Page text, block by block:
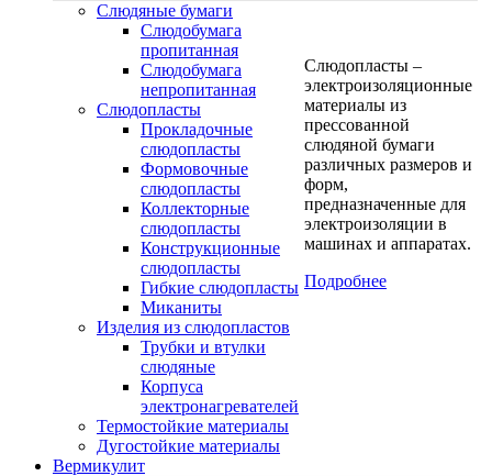
Слюдяные бумаги
Слюдобумага
пропитанная
Слюдобумага
непропитанная
Слюдопласты
Прокладочные
слюдопласты
Формовочные
слюдопласты
Коллекторные
слюдопласты
Конструкционные
слюдопласты
Гибкие слюдопласты
Миканиты
Изделия из слюдопластов
Трубки и втулки
слюдяные
Корпуса
электронагревателей
Термостойкие материалы
Дугостойкие материалы
Слюдопласты –
электроизоляционные
материалы из
прессованной
слюдяной бумаги
различных размеров и
форм,
предназначенные для
электроизоляции в
машинах и аппаратах.
Подробнее
Вермикулит